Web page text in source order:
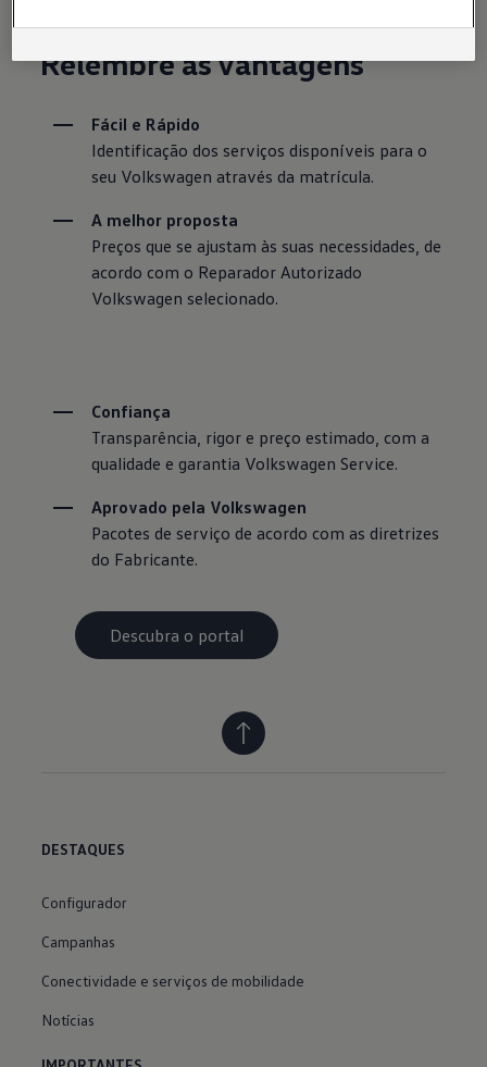
Relembre as vantagens
Fácil e Rápido
Identificação dos serviços disponíveis para o
seu Volkswagen através da matrícula.
A melhor proposta
Preços que se ajustam às suas necessidades, de
acordo com o Reparador Autorizado
Volkswagen selecionado.
Confiança
Transparência, rigor e preço estimado, com a
qualidade e garantia Volkswagen Service.
Aprovado pela Volkswagen
Pacotes de serviço de acordo com as diretrizes
do Fabricante.
Descubra o portal
DESTAQUES
Configurador
Campanhas
Conectividade e serviços de mobilidade
Notícias